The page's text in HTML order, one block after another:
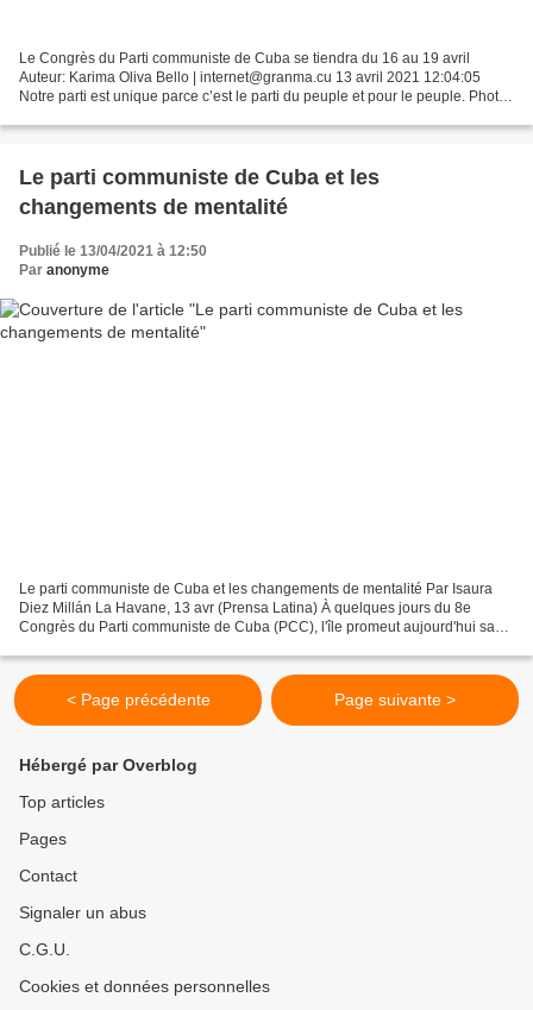
Le Congrès du Parti communiste de Cuba se tiendra du 16 au 19 avril
Auteur: Karima Oliva Bello | internet@granma.cu 13 avril 2021 12:04:05
Notre parti est unique parce c’est le parti du peuple et pour le peuple. Photo:
Le parti communiste de Cuba et les
changements de mentalité
Publié le 13/04/2021 à 12:50
Par anonyme
Le parti communiste de Cuba et les changements de mentalité Par Isaura
Diez Millán La Havane, 13 avr (Prensa Latina) À quelques jours du 8e
Congrès du Parti communiste de Cuba (PCC), l'île promeut aujourd'hui sa
< Page précédente Page suivante >
Hébergé par Overblog
Top articles
Pages
Contact
Signaler un abus
C.G.U.
Cookies et données personnelles